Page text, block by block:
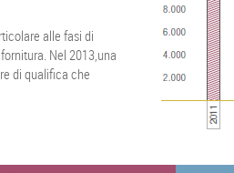
alle fasi di
Nel 2013,una
di qualifica che